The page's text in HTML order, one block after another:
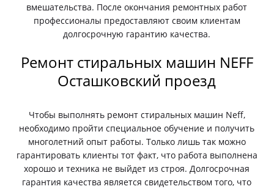
вмешательства. После окончания ремонтных работ
профессионалы предоставляют своим клиентам
долгосрочную гарантию качества.
Ремонт стиральных машин NEFF
Осташковский проезд
Чтобы выполнять ремонт стиральных машин Neff,
необходимо пройти специальное обучение и получить
многолетний опыт работы. Только лишь так можно
гарантировать клиенты тот факт, что работа выполнена
хорошо и техника не выйдет из строя. Долгосрочная
гарантия качества является свидетельством того, что